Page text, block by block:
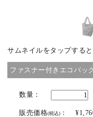
サムネイルをタップする
ファスナー付きエコバッ
数量：
販売価格(税込) ：